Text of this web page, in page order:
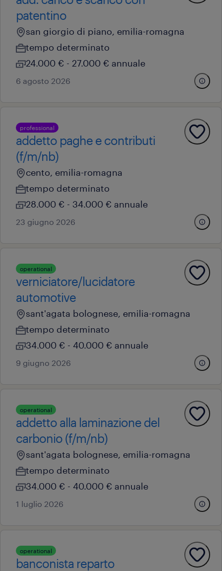
patentino
san giorgio di piano, emilia-romagna
tempo determinato
24.000 € - 27.000 € annuale
6 agosto 2026
professional
addetto paghe e contributi
(f/m/nb)
cento, emilia-romagna
tempo determinato
28.000 € - 34.000 € annuale
23 giugno 2026
operational
verniciatore/lucidatore
automotive
sant'agata bolognese, emilia-romagna
tempo determinato
34.000 € - 40.000 € annuale
9 giugno 2026
operational
addetto alla laminazione del
carbonio (f/m/nb)
sant'agata bolognese, emilia-romagna
tempo determinato
34.000 € - 40.000 € annuale
1 luglio 2026
operational
banconista reparto